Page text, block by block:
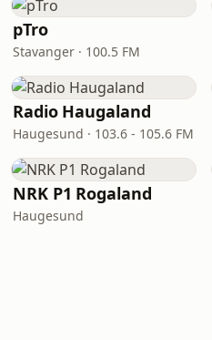
pTro
Stavanger · 100.5 FM
Radio Haugaland
Haugesund · 103.6 - 105.6 FM
NRK P1 Rogaland
Haugesund